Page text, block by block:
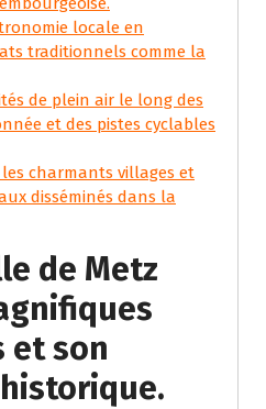
locale en
traditionnels comme la
de plein air le long des
et des pistes cyclables
charmants villages et
disséminés dans la
de Metz
et son